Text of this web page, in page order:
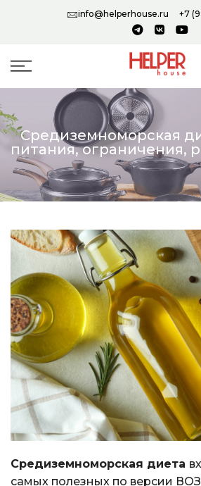
info@helperhouse.ru +7
Средиземноморская
питания, ограничения,
Средиземноморская диета
самых полезных по версии